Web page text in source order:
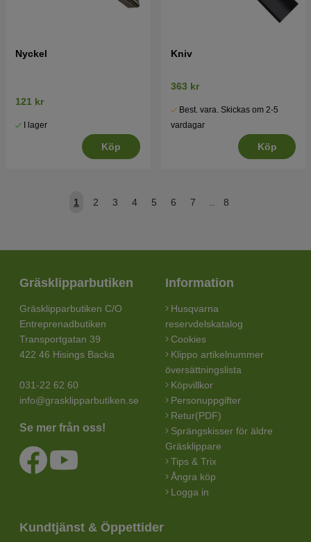
Nyckel
121 kr
I lager
Köp
Kniv
363 kr
Best. vara. Skickas om 2-5
vardagar
Köp
1 2 3 4 5 6 7 .. 8
Gräsklipparbutiken
Gräsklipparbutiken C/O
Entreprenadbutiken
Transportgatan 39
422 46 Hisings Backa
031-22 62 60
info@grasklipparbutiken.se
Se mer från oss!
Information
Husqvarna
reservdelskatalog
Cookies
Klippo artikelnummer
översättningslista
Köpvillkor
Personuppgifter
Retur(PDF)
Sprängskisser för äldre
Gräsklippare
Tips & Trix
Ångra köp
Logga in
Kundtjänst & Öppettider